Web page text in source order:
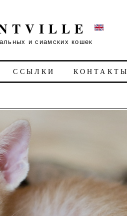
и сиамских кошек
ССЫЛКИ КОНТАКТЫ